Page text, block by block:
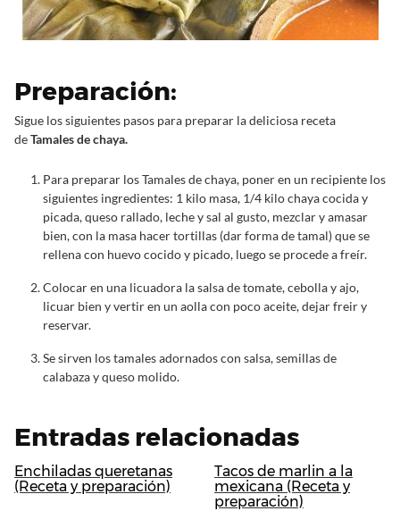
Preparación:
Sigue los siguientes pasos para preparar la deliciosa receta
deTamales de chaya.
Para preparar los Tamales de chaya, poner en un recipiente los
siguientes ingredientes: 1 kilo masa, 1/4 kilo chaya cocida y
picada, queso rallado, leche y sal al gusto, mezclar y amasar
bien, con la masa hacer tortillas (dar forma de tamal) que se
rellena con huevo cocido y picado, luego se procede a freír.
Colocar en una licuadora la salsa de tomate, cebolla y ajo,
licuar bien y vertir en un aolla con poco aceite, dejar freir y
reservar.
Se sirven los tamales adornados con salsa, semillas de
calabaza y queso molido.
Entradas relacionadas
Enchiladas queretanas
(Receta y preparación)
Tacos de marlin a la
mexicana (Receta y
preparación)